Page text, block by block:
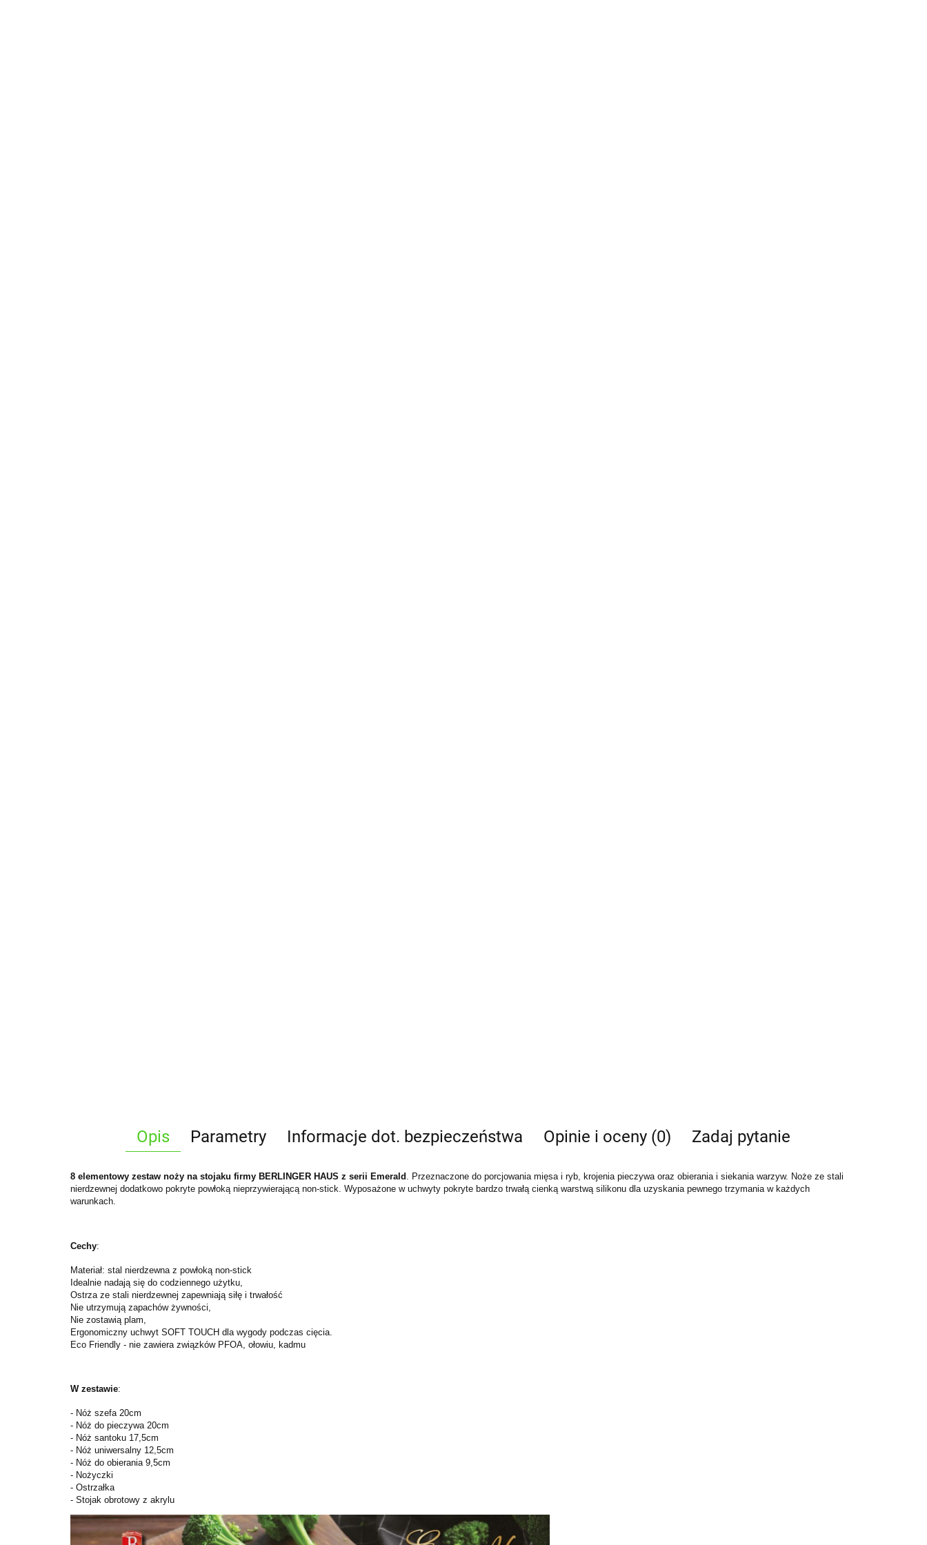
Opis Parametry Informacje dot. bezpieczeństwa Opinie i oceny (0) Zadaj pytanie
8 elementowy zestaw noży na stojaku firmy BERLINGER HAUS z serii Emerald . Przeznaczone do porcjowania mięsa i ryb, krojenia pieczywa oraz obierania i siekania warzyw. Noże ze stali
nierdzewnej dodatkowo pokryte powłoką nieprzywierającą non-stick. Wyposażone w uchwyty pokryte bardzo trwałą cienką warstwą silikonu dla uzyskania pewnego trzymania w każdych
warunkach.
Cechy:
Materiał: stal nierdzewna z powłoką non-stick
Idealnie nadają się do codziennego użytku,
Ostrza ze stali nierdzewnej zapewniają siłę i trwałość
Nie utrzymują zapachów żywności,
Nie zostawią plam,
Ergonomiczny uchwyt SOFT TOUCH dla wygody podczas cięcia.
Eco Friendly - nie zawiera związków PFOA, ołowiu, kadmu
W zestawie:
- Nóż szefa 20cm
- Nóż do pieczywa 20cm
- Nóż santoku 17,5cm
- Nóż uniwersalny 12,5cm
- Nóż do obierania 9,5cm
- Nożyczki
- Ostrzałka
- Stojak obrotowy z akrylu